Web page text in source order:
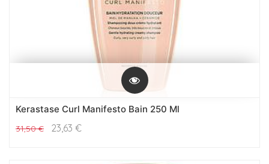
Kerastase Curl Manifesto Bain 250 Ml
31,50€ 23,63 €